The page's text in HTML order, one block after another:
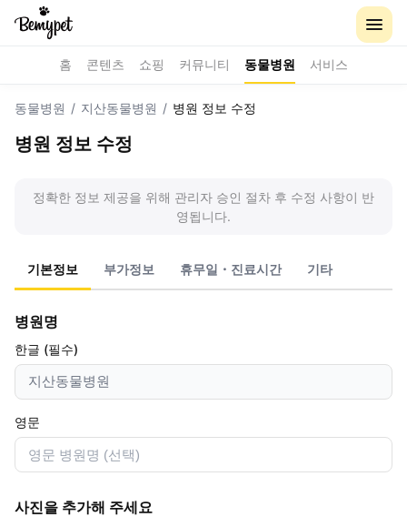
홈 콘텐츠 쇼핑 커뮤니티 동물병원 서비스
동물병원 / 지산동물병원 / 병원 정보 수정
병원 정보 수정
정확한 정보 제공을 위해 관리자 승인 절차 후 수정 사항이 반
영됩니다.
기본정보 부가정보 휴무일・진료시간 기타
병원명
한글 (필수)
영문
사진을 추가해 주세요